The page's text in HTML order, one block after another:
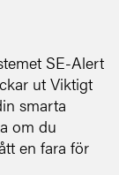
SE-Alert
ut Viktigt
smarta
om du
en fara för